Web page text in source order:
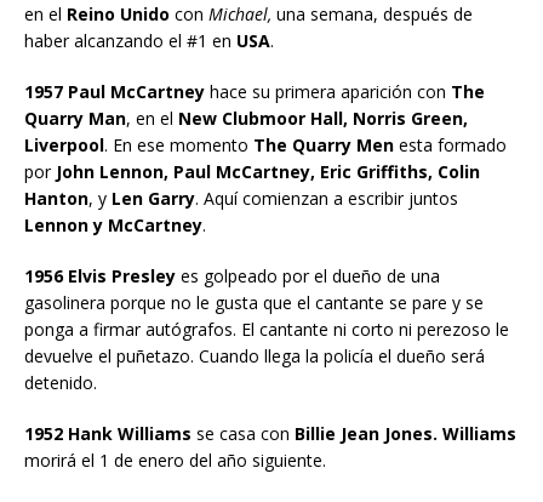
en el Reino Unido con Michael, una semana, después de
haber alcanzando el #1 en USA.
1957 Paul McCartney hace su primera aparición con The
Quarry Man, en el New Clubmoor Hall, Norris Green,
Liverpool. En ese momento The Quarry Men esta formado
por John Lennon, Paul McCartney, Eric Griffiths, Colin
Hanton, y Len Garry. Aquí comienzan a escribir juntos
Lennon y McCartney.
1956 Elvis Presley es golpeado por el dueño de una
gasolinera porque no le gusta que el cantante se pare y se
ponga a firmar autógrafos. El cantante ni corto ni perezoso le
devuelve el puñetazo. Cuando llega la policía el dueño será
detenido.
1952 Hank Williams se casa con Billie Jean Jones. Williams
morirá el 1 de enero del año siguiente.